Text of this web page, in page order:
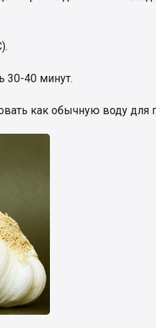
30-40 минут.
как обычную воду для